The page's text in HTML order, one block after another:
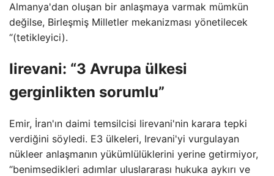
Almanya'dan oluşan bir anlaşmaya varmak mümkün
değilse, Birleşmiş Milletler mekanizması yönetilecek
“(tetikleyici).
Iirevani: “3 Avrupa ülkesi
gerginlikten sorumlu”
Emir, İran'ın daimi temsilcisi Iirevani'nin karara tepki
verdiğini söyledi. E3 ülkeleri, Irevani'yi vurgulayan
nükleer anlaşmanın yükümlülüklerini yerine getirmiyor,
“benimsedikleri adımlar uluslararası hukuka aykırı ve